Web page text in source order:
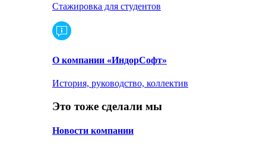
Стажировка для студентов
О компании «ИндорСофт»
История, руководство, коллектив
Это тоже сделали мы
Новости компании